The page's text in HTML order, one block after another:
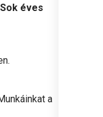
Sok éves
a